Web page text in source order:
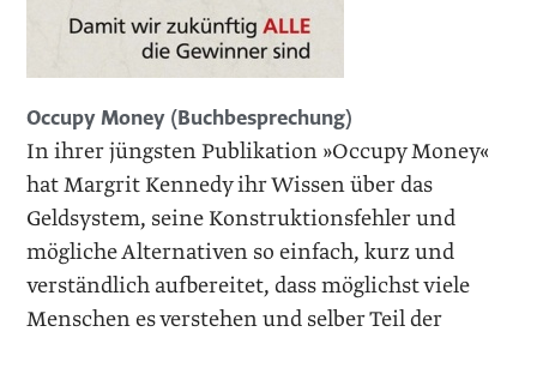
Occupy Money (Buchbesprechung)
In ihrer jüngsten Publikation »Occupy Money«
hat Margrit Kennedy ihr Wissen über das
Geldsystem, seine Konstruktionsfehler und
mögliche Alternativen so einfach, kurz und
verständlich aufbereitet, dass möglichst viele
Menschen es verstehen und selber Teil der